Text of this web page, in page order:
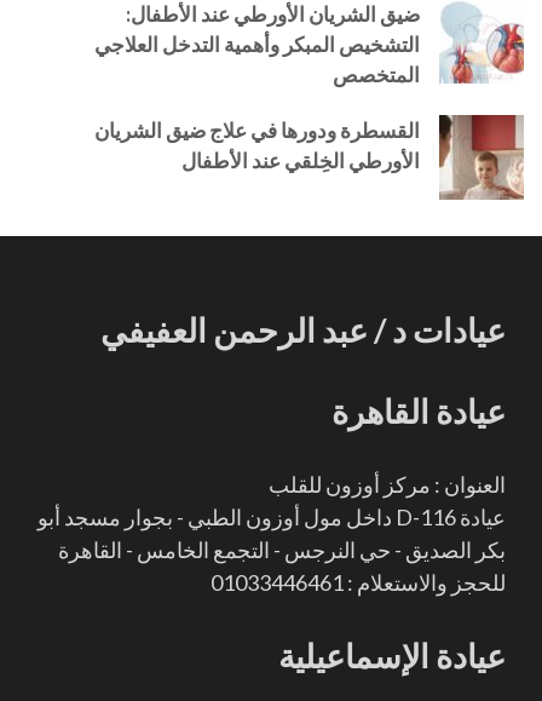
ضيق الشريان الأورطي عند الأطفال:
التشخيص المبكر وأهمية التدخل العلاجي
المتخصص
القسطرة ودورها في علاج ضيق الشريان
الأورطي الخِلقي عند الأطفال
عيادات د / عبد الرحمن العفيفي
عيادة القاهرة
العنوان : مركز أوزون للقلب
عيادة D-116 داخل مول أوزون الطبي - بجوار مسجد أبو
بكر الصديق - حي النرجس - التجمع الخامس - القاهرة
للحجز والاستعلام : 01033446461
عيادة الإسماعيلية